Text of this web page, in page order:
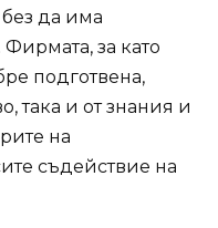
да има
за като
подготвена,
така и от знания и
на
съдействие на